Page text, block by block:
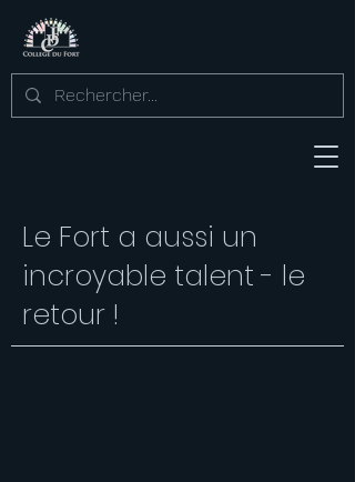
Le Fort a aussi un
incroyable talent - le
retour !